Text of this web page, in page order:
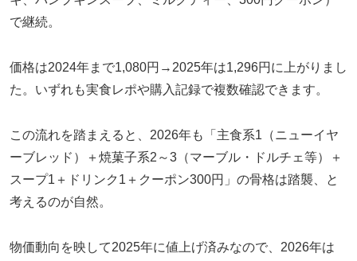
で継続。
価格は2024年まで1,080円→2025年は1,296円に上がりまし
た。いずれも実食レポや購入記録で複数確認できます。
この流れを踏まえると、2026年も「主食系1（ニューイヤ
ーブレッド）＋焼菓子系2～3（マーブル・ドルチェ等）＋
スープ1＋ドリンク1＋クーポン300円」の骨格は踏襲、と
考えるのが自然。
物価動向を映して2025年に値上げ済みなので、2026年は